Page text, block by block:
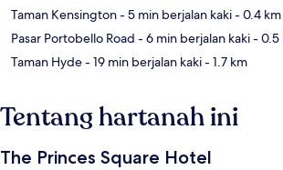
Taman Kensington- 5 min berjalan kaki- 0.4 km
Pasar Portobello Road - 6 min berjalan kaki- 0.5
Taman Hyde- 19 min berjalan kaki- 1.7 km
Tentang hartanah ini
The Princes Square Hotel